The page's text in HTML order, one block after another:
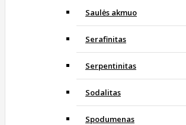
Saulės akmuo
Serafinitas
Serpentinitas
Sodalitas
Spodumenas